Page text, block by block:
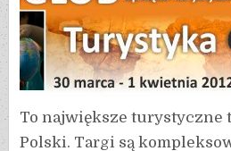
To największe turystyczne
Polski. Targi są